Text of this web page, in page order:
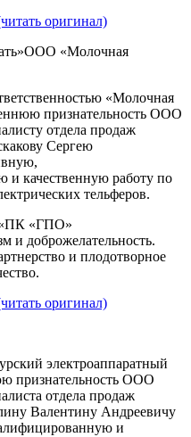
оригинал)
ООО «Молочная
«Молочная
признательность ООО
отдела продаж
Сергею
и качественную работу по
тельферов.
«ПК «ГПО»
и доброжелательность.
и плодотворное
оригинал)
электроаппаратный
признательность ООО
отдела продаж
Валентину Андреевичу
и